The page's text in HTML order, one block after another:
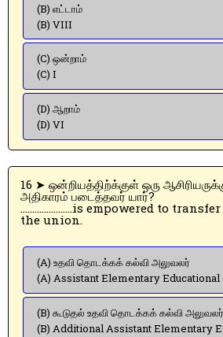
(B) எட்டாம்
(B) VIII
(C) ஒன்றாம்
(C) I
(D) ஆறாம்
(D) VI
16 ➤ ஒன்றியத்திற்க்குள் ஒரு ஆசிரியருக்கு மாறுதல் அளிக்கும்
அதிகாரம் படைத்தவர் யார்?
………………….is empowered to
the union.
(A) உதவி தொடக்கக் கல்வி அலுவலர்
(A) Assistant Elementary Educational
(B) கூடுதல் உதவி தொடக்கக் கல்வி அலுவலர்
(B) Additional Assistant Elementary